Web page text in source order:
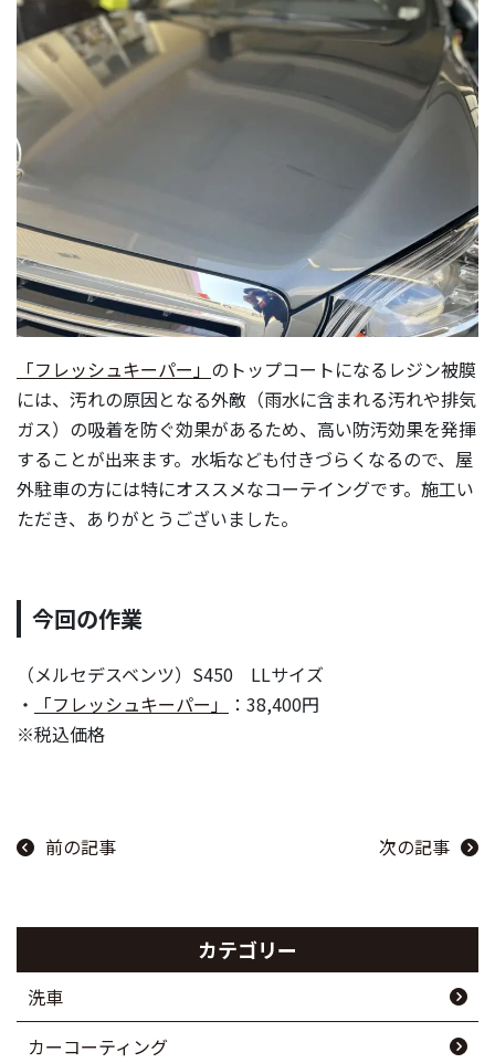
「フレッシュキーパー」 のトップコートになるレジン被膜
には、汚れの原因となる外敵（雨水に含まれる汚れや排気
ガス）の吸着を防ぐ効果があるため、高い防汚効果を発揮
することが出来ます。水垢なども付きづらくなるので、屋
外駐車の方には特にオススメなコーテイングです。施工い
ただき、ありがとうございました。
今回の作業
（メルセデスベンツ）S450 LLサイズ
・
「フレッシュキーパー」
：38,400円
※税込価格
前の記事 次の記事
カテゴリー
洗車
カーコーティング